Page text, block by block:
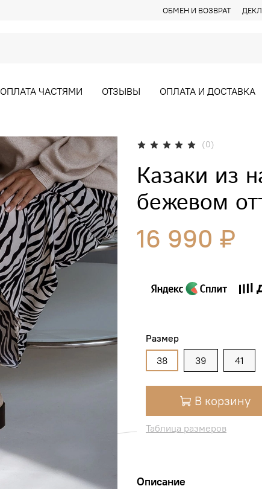
ОБМЕН И ВОЗВРАТ
ОПЛАТА ЧАСТЯМИ ОТЗЫВЫ ОПЛАТА И ДОСТАВКА
(0)
Казаки из
бежевом
16 990 ₽
Размер
38
39 41
В корзину
Таблица размеров
Описание